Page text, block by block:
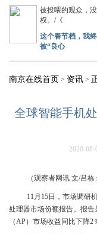
被投喂的观众，
权。/《
这个春节档，我
被“良心
南京在线首页 > 资讯 >
全球智能手机
2020-08-
（观察者网讯 文/吕栋
11月15日，市场调研
处理器市场份额报告。报
（AP）市场收益同比下降2